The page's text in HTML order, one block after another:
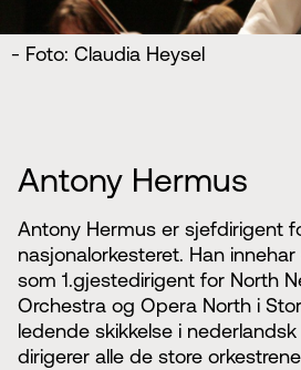
- Foto: Claudia Heysel
Antony Hermus
Antony Hermus er sjefdirigent
nasjonalorkesteret. Han
som 1.gjestedirigent for North
Orchestra og Opera North i
ledende skikkelse i nederlandsk
dirigerer alle de store